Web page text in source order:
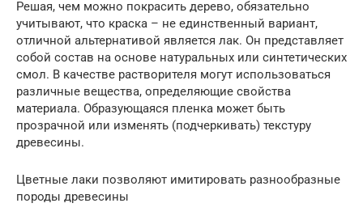
Решая, чем можно покрасить дерево, обязательно
учитывают, что краска – не единственный вариант,
отличной альтернативой является лак. Он представляет
собой состав на основе натуральных или синтетических
смол. В качестве растворителя могут использоваться
различные вещества, определяющие свойства
материала. Образующаяся пленка может быть
прозрачной или изменять (подчеркивать) текстуру
древесины.
Цветные лаки позволяют имитировать разнообразные
породы древесины